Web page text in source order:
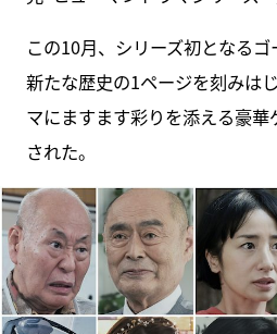
この10月、シリーズ初となる
新たな歴史の1ページを刻みは
マにますます彩りを添える豪
された。